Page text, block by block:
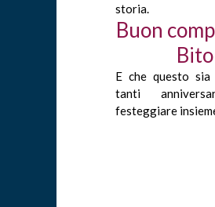
storia.
Buon
E che questo
tanti
festeggiare